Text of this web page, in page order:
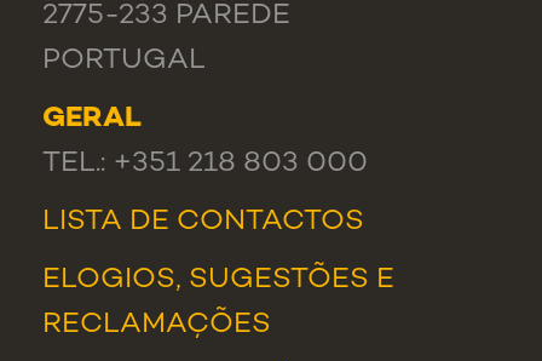
2775-233 PAREDE
PORTUGAL
GERAL
TEL.: +351 218 803 000
LISTA DE CONTACTOS
ELOGIOS, SUGESTÕES E
RECLAMAÇÕES